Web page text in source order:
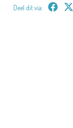
Deel dit via: